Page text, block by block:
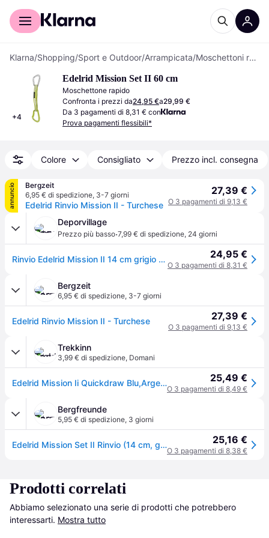
Per il tuo shopping
Klarna/Shopping/Sport e Outdoor/Arrampicata/ Moschettoni rapidi
+4
Edelrid Mission Set II 60 cm
Moschettone rapido
Confronta i prezzi da24,95 €a29,99 €
Da 3 pagamenti di 8,31 € con
Prova pagamenti flessibili*
Colore Consigliato Prezzo incl. consegna
annuncio
Bergzeit
6,95 € di spedizione, 3-7 giorni
Edelrid Rinvio Mission II - Turchese
27,39 €
O 3 pagamenti di 9,13 €
Deporvillage
Prezzo più basso·7,99 € di spedizione, 24 giorni
Rinvio Edelrid Mission II 14 cm grigio blu - Grey 24,95 €
O 3 pagamenti di 8,31 €
Bergzeit
6,95 € di spedizione, 3-7 giorni
Edelrid Rinvio Mission II - Turchese 27,39 €
O 3 pagamenti di 9,13 €
Trekkinn
3,99 € di spedizione, Domani
Edelrid Mission Ii Quickdraw Blu,Argento 14 cm 25,49 €
O 3 pagamenti di 8,49 €
Bergfreunde
5,95 € di spedizione, 3 giorni
Edelrid Mission Set II Rinvio (14 cm, grigio) - Grigio 25,16 €
O 3 pagamenti di 8,38 €
Prodotti correlati
Abbiamo selezionato una serie di prodotti che potrebbero
interessarti. Mostra tutto